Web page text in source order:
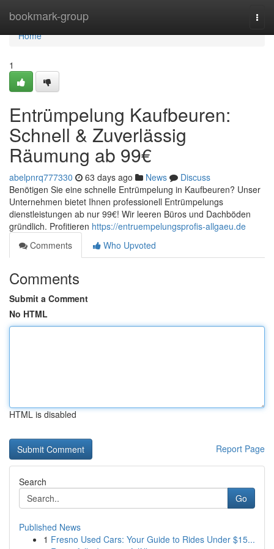
bookmark-group
Home
Home
1
Entrümpelung Kaufbeuren:
Schnell & Zuverlässig
Räumung ab 99€
abelpnrq777330 63 days ago News
Discuss
Benötigen Sie eine schnelle Entrümpelung in Kaufbeuren? Unser
Unternehmen bietet Ihnen professionell Entrümpelungs
dienstleistungen ab nur 99€! Wir leeren Büros und Dachböden
gründlich. Profitieren https://entruempelungsprofis-allgaeu.de
Comments
Who Upvoted
Comments
Submit a Comment
No HTML
HTML is disabled
Report Page
Search
Go
Published News
1 Fresno Used Cars: Your Guide to Rides Under $15...